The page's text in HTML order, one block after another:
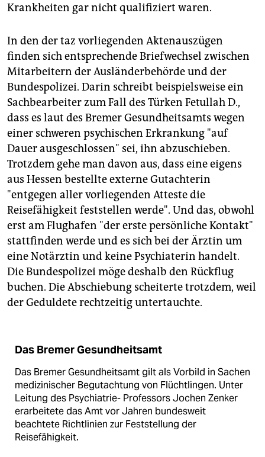
Krankheiten gar nicht qualifiziert waren.
In den der taz vorliegenden Aktenauszügen
finden sich entsprechende Briefwechsel zwischen
Mitarbeitern der Ausländerbehörde und der
Bundespolizei. Darin schreibt beispielsweise ein
Sachbearbeiter zum Fall des Türken Fetullah D.,
dass es laut des Bremer Gesundheitsamts wegen
einer schweren psychischen Erkrankung "auf
Dauer ausgeschlossen" sei, ihn abzuschieben.
Trotzdem gehe man davon aus, dass eine eigens
aus Hessen bestellte externe Gutachterin
"entgegen aller vorliegenden Atteste die
Reisefähigkeit feststellen werde". Und das, obwohl
erst am Flughafen "der erste persönliche Kontakt"
stattfinden werde und es sich bei der Ärztin um
eine Notärztin und keine Psychiaterin handelt.
Die Bundespolizei möge deshalb den Rückflug
buchen. Die Abschiebung scheiterte trotzdem, weil
der Geduldete rechtzeitig untertauchte.
Das Bremer Gesundheitsamt
Das Bremer Gesundheitsamt gilt als Vorbild in Sachen
medizinischer Begutachtung von Flüchtlingen. Unter
Leitung des Psychiatrie- Professors Jochen Zenker
erarbeitete das Amt vor Jahren bundesweit
beachtete Richtlinien zur Feststellung der
Reisefähigkeit.